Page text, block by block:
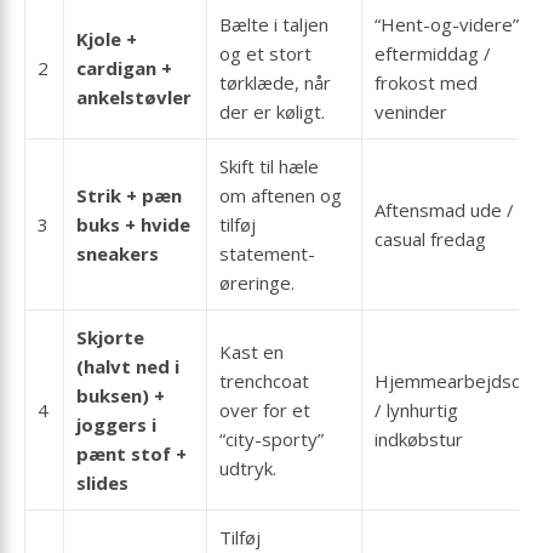
2
Kjole +
cardigan +
ankelstøvler
Bælte i taljen
og et stort
tørklæde, når
der er køligt.
“Hent-og-videre”
eftermiddag /
frokost med
veninder
3
Strik + pæn
buks + hvide
sneakers
Skift til hæle
om aftenen og
tilføj
statement-
øreringe.
Aftensmad ude /
casual fredag
4
Skjorte
(halvt ned i
buksen) +
joggers i
pænt stof +
slides
Kast en
trenchcoat
over for et
“city-sporty”
udtryk.
Hjemmearbejdsdag
/ lynhurtig
indkøbstur
Tilføj